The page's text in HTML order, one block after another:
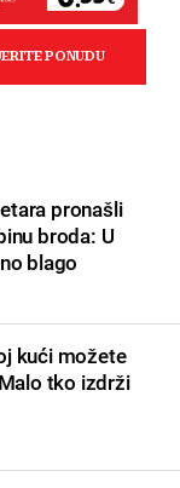
pronašli
broda: U
blago
kući možete
tko izdrži